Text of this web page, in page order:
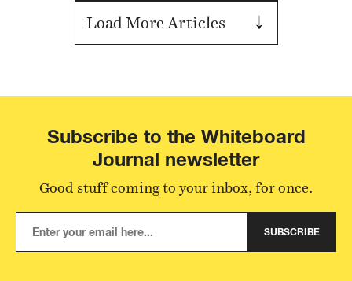
Load More Articles
Subscribe to the Whiteboard
Journal newsletter
Good stuff coming to your inbox, for once.
SUBSCRIBE